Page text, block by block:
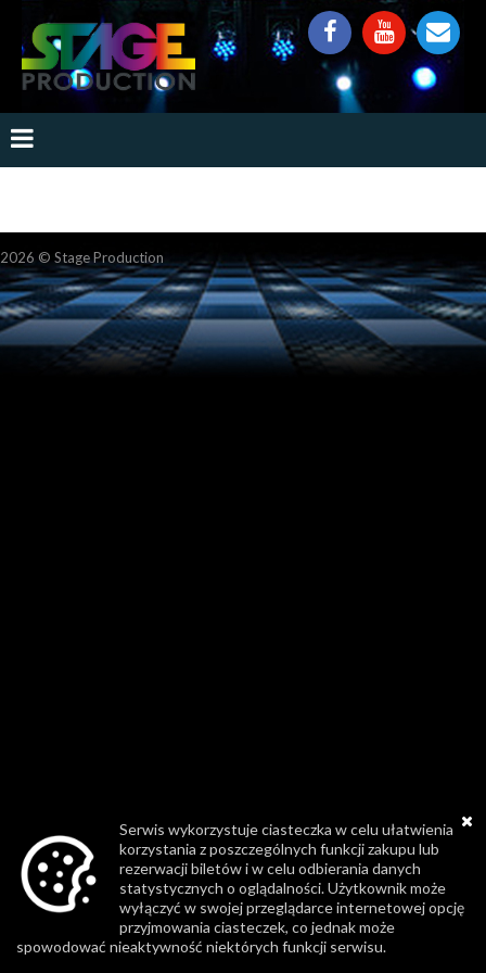
2026 © Stage Production
Serwis wykorzystuje ciasteczka w celu ułatwienia
korzystania z poszczególnych funkcji zakupu lub
rezerwacji biletów i w celu odbierania danych
statystycznych o oglądalności. Użytkownik może
wyłączyć w swojej przeglądarce internetowej opcję
przyjmowania ciasteczek, co jednak może
spowodować nieaktywność niektórych funkcji serwisu.